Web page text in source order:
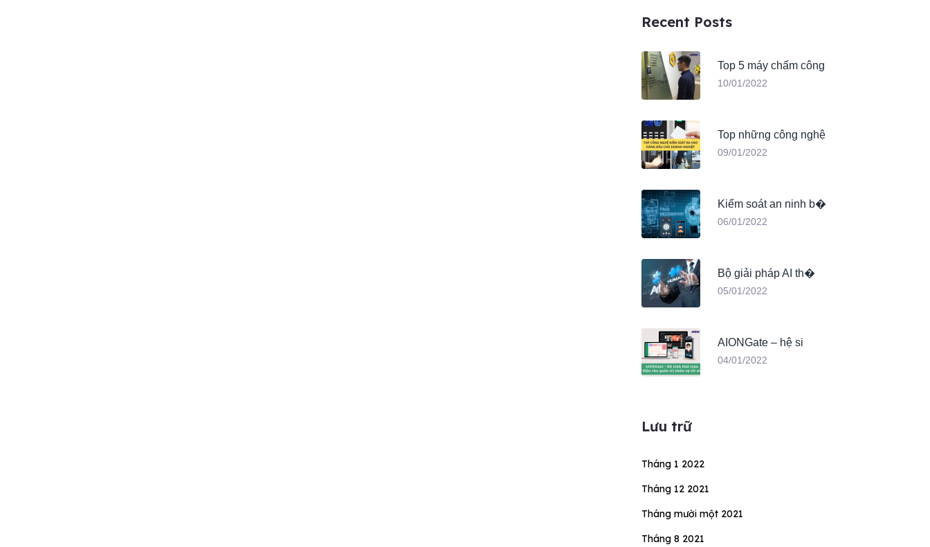
Recent Posts
Top 5 máy chấm công
10/01/2022
Top những công nghệ
09/01/2022
Kiểm soát an ninh b�
06/01/2022
Bộ giải pháp AI th�
05/01/2022
AIONGate – hệ si
04/01/2022
Lưu trữ
Tháng 1 2022
Tháng 12 2021
Tháng mười một 2021
Tháng 8 2021